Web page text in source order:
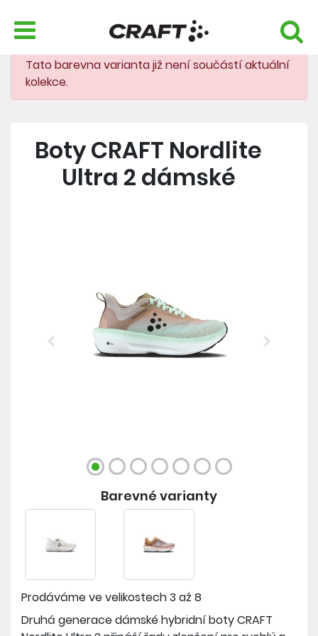
Tato barevna varianta již není součástí aktuální
kolekce.
Boty CRAFT Nordlite
Ultra 2 dámské
Previous Next
Druhá generace dámské hybridní boty CRAFT
Prodáváme ve velikostech3 až 8
Barevné varianty